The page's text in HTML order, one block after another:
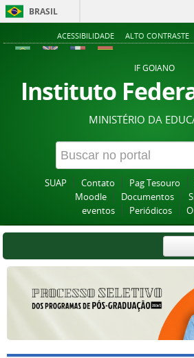
BRASIL
ACESSIBILIDADE ALTO CONTRASTE
IF GOIANO
Instituto
MINISTÉRIO DA
SUAP Contato Pag Tesouro
Moodle
Documentos
eventos
Periódicos